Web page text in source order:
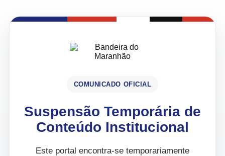
COMUNICADO OFICIAL
Suspensão Temporária de
Conteúdo Institucional
Este portal encontra-se temporariamente